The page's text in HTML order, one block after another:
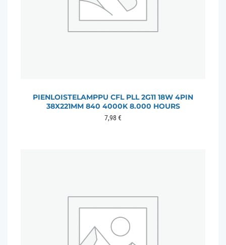
PIENLOISTELAMPPU CFL PLL 2G11 18W 4PIN
38X221MM 840 4000K 8.000 HOURS
7,98 €